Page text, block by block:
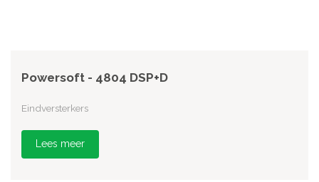
Powersoft - 4804 DSP+D
Eindversterkers
Lees meer